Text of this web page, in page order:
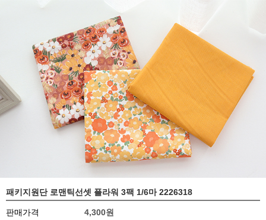
패키지원단 로맨틱선셋 플라워 3팩 1/6마 2226318
판매가격 4,300원